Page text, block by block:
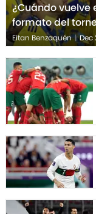
¿Cuándo vuelve
formato del
Eitan Benzaquén | Dec